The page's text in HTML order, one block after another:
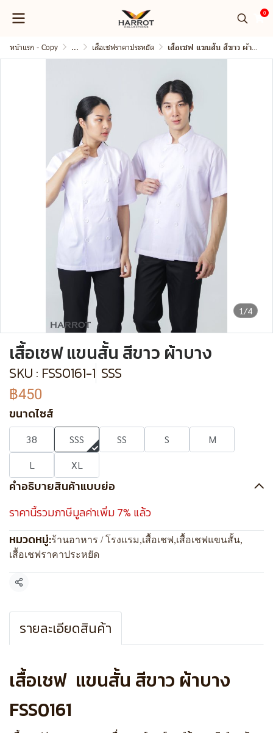
0
หน้าแรก - Copy ... เสื้อเชฟราคาประหยัด เสื้อเชฟ แขนสั้น สีขาว ผ้าบาง
1/4
เสื้อเชฟ แขนสั้น สีขาว ผ้าบาง
SKU : FSS0161-1 SSS
฿450
ขนาดไซส์
38 SSS SS S
M
L
XL
คำอธิบายสินค้าแบบย่อ
ราคานี้รวมภาษีมูลค่าเพิ่ม 7% แล้ว
หมวดหมู่:ร้านอาหาร / โรงแรม,เสื้อเชฟ,เสื้อเชฟแขนสั้น,
เสื้อเชฟราคาประหยัด
แชร์
รายละเอียดสินค้า
เสื้อเชฟ แขนสั้น สีขาว ผ้าบาง
FSS0161